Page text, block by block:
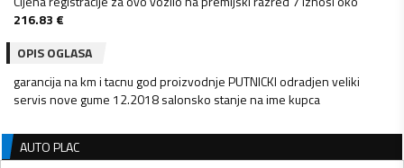
216.83 €
OPIS OGLASA
garancija na km i tacnu god proizvodnje PUTNICKI odradjen veliki
servis nove gume 12.2018 salonsko stanje na ime kupca
AUTO PLAC